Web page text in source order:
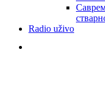
Radio uživo